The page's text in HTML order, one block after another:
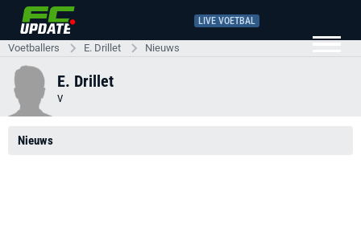
LIVE VOETBAL
Voetballers E. Drillet Nieuws
E. Drillet
V
Nieuws